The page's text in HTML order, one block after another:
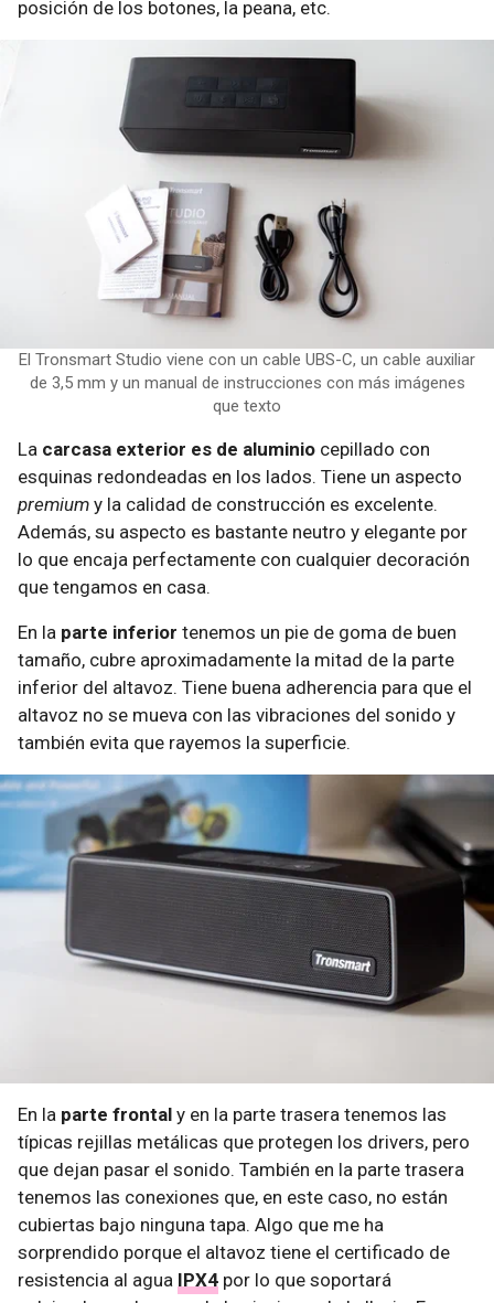
posición de los botones, la peana, etc.
El Tronsmart Studio viene con un cable UBS-C, un cable auxiliar
de 3,5 mm y un manual de instrucciones con más imágenes
que texto
La carcasa exterior es de aluminio cepillado con
esquinas redondeadas en los lados. Tiene un aspecto
premium y la calidad de construcción es excelente.
Además, su aspecto es bastante neutro y elegante por
lo que encaja perfectamente con cualquier decoración
que tengamos en casa.
En la parte inferior tenemos un pie de goma de buen
tamaño, cubre aproximadamente la mitad de la parte
inferior del altavoz. Tiene buena adherencia para que el
altavoz no se mueva con las vibraciones del sonido y
también evita que rayemos la superficie.
En la parte frontal y en la parte trasera tenemos las
típicas rejillas metálicas que protegen los drivers, pero
que dejan pasar el sonido. También en la parte trasera
tenemos las conexiones que, en este caso, no están
cubiertas bajo ninguna tapa. Algo que me ha
sorprendido porque el altavoz tiene el certificado de
resistencia al agua IPX4 por lo que soportará